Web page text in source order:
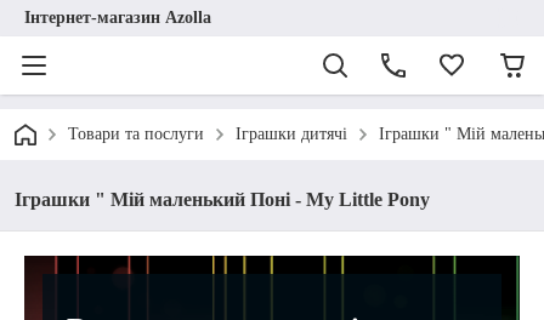
Інтернет-магазин Azolla
Товари та послуги Іграшки дитячі Іграшки " Мій
Іграшки " Мій маленький Поні - My Little Pony